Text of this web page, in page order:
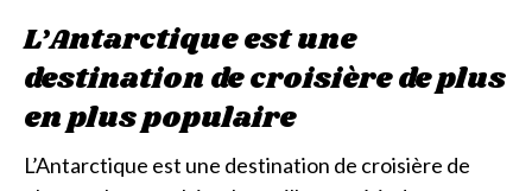
L’Antarctique est une
destination de croisière de plus
en plus populaire
L’Antarctique est une destination de croisière de